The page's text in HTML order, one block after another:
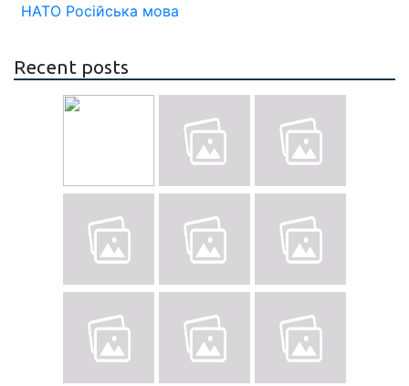
НАТО Російська мова
Recent posts